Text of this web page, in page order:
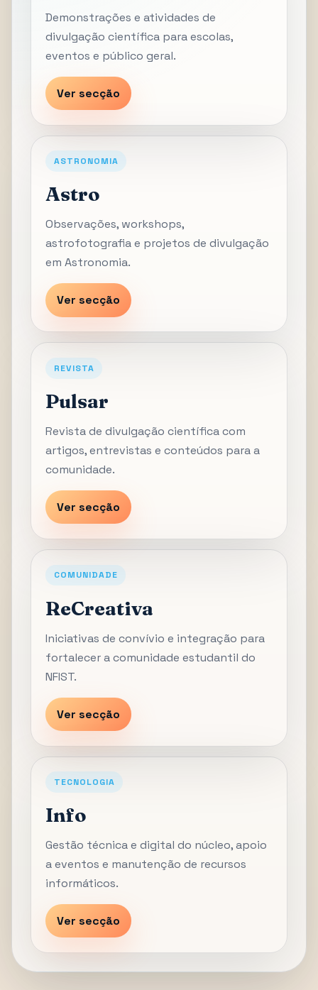
Demonstrações e atividades de
divulgação científica para escolas,
eventos e público geral.
Ver secção
ASTRONOMIA
Astro
Observações, workshops,
astrofotografia e projetos de divulgação
em Astronomia.
Ver secção
REVISTA
Pulsar
Revista de divulgação científica com
artigos, entrevistas e conteúdos para a
comunidade.
Ver secção
COMUNIDADE
ReCreativa
Iniciativas de convívio e integração para
fortalecer a comunidade estudantil do
NFIST.
Ver secção
TECNOLOGIA
Info
Gestão técnica e digital do núcleo, apoio
a eventos e manutenção de recursos
informáticos.
Ver secção